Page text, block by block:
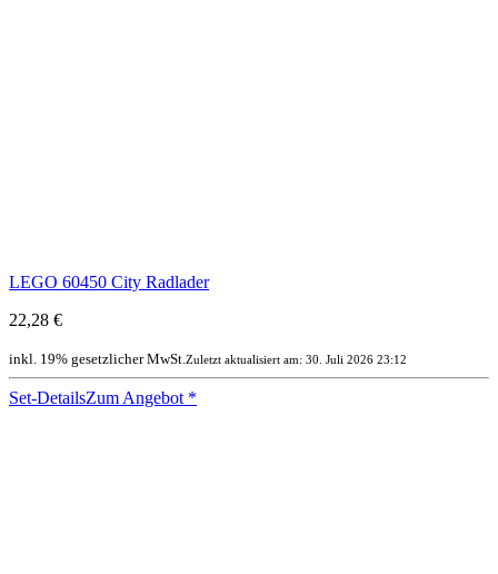
LEGO 60450 City Radlader
22,28 €
inkl. 19% gesetzlicher MwSt. Zuletzt aktualisiert am: 30. Juli 2026 23:12
Set-DetailsZum Angebot *